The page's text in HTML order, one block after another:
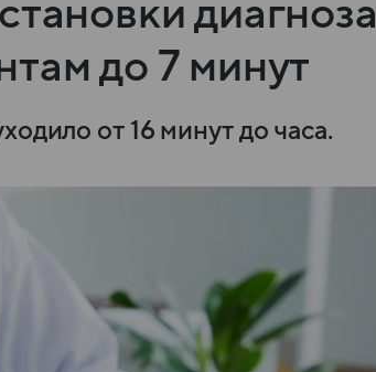
диагноза
до 7 минут
от 16 минут до часа.